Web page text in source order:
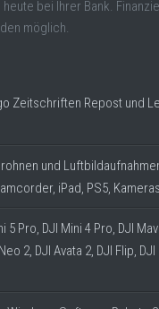
bei Ihrer Bank.
möglich.
Zeitschriften Repost und
und
iPad, PS5,
5 Pro, DJI Mini 4 Pro, DJI
2, DJI Avata 2, DJI Flip,